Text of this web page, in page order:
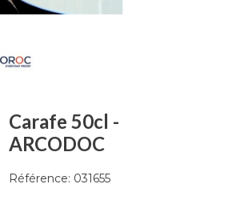
Carafe 50cl -
ARCODOC
Référence: 031655